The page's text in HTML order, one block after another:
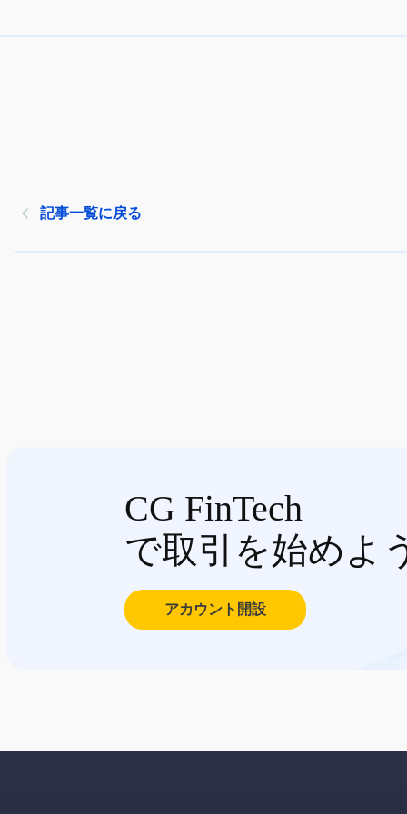
記事一覧に戻る
CG FinTech
で取引を始めよ
アカウント開設